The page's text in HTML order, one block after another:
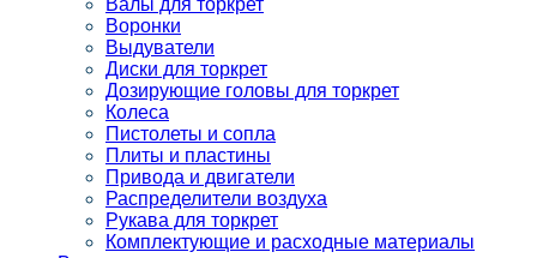
Валы для торкрет
Воронки
Выдуватели
Диски для торкрет
Дозирующие головы для торкрет
Колеса
Пистолеты и сопла
Плиты и пластины
Привода и двигатели
Распределители воздуха
Рукава для торкрет
Комплектующие и расходные материалы